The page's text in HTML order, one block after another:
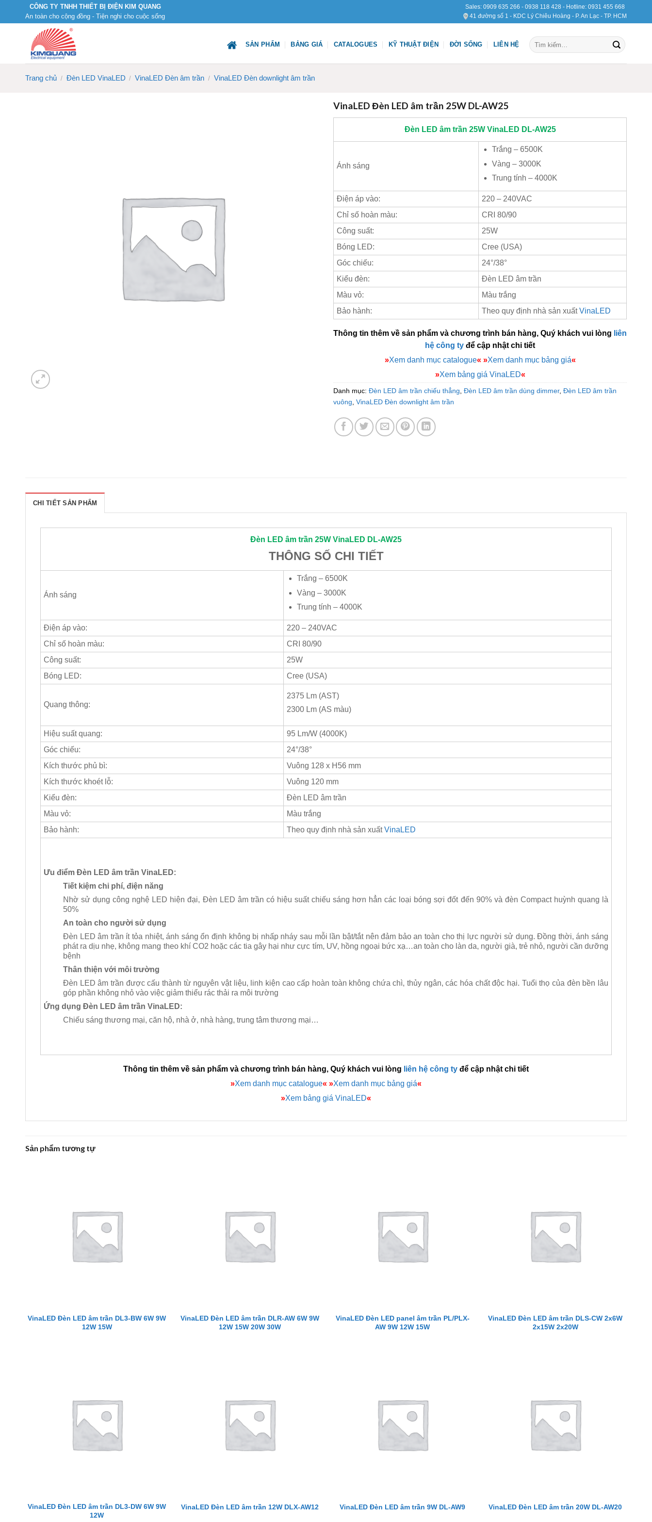
CÔNG TY TNHH THIẾT BỊ ĐIỆN KIM QUANG
An toàn cho cộng đồng - Tiện nghi cho cuộc sống
Sales: 0909 635 266 - 0938 118 428 - Hotline: 0931 455 668
41 đường số 1 - KDC Lý Chiêu Hoàng - P. An Lạc - TP. HCM
SẢN PHẨM BẢNG GIÁ CATALOGUES KỸ THUẬT ĐIỆN ĐỜI SỐNG LIÊN HỆ
Tìm
kiếm:
Trang chủ / Đèn LED VinaLED / VinaLED Đèn âm trần / VinaLED Đèn downlight âm trần
VinaLED Đèn LED âm trần 25W DL-AW25
Đèn LED âm trần 25W VinaLED DL-AW25
Ánh sáng
Trắng – 6500K
Vàng – 3000K
Trung tính – 4000K
Điện áp vào:
220 – 240VAC
Chỉ số hoàn màu:
CRI 80/90
Công suất:
25W
Bóng LED:
Cree (USA)
Góc chiếu:
24°/38°
Kiểu đèn:
Đèn LED âm trần
Màu vỏ:
Màu trắng
Bảo hành:
Theo quy định nhà sản xuấtVinaLED
Thông tin thêm về sản phẩm và chương trình bán hàng, Quý khách vui lòng liên
hệ công ty để cập nhật chi tiết
»Xem danh mục catalogue« »Xem danh mục bảng giá«
»Xem bảng giá VinaLED«
Danh mục: Đèn LED âm trần chiếu thẳng, Đèn LED âm trần dùng dimmer, Đèn LED âm trần
vuông, VinaLED Đèn downlight âm trần
CHI TIẾT SẢN PHẨM
Đèn LED âm trần 25W VinaLED DL-AW25
THÔNG SỐ CHI TIẾT
Ánh sáng
Trắng – 6500K
Vàng – 3000K
Trung tính – 4000K
Điện áp vào:
220 – 240VAC
Chỉ số hoàn màu:
CRI 80/90
Công suất:
25W
Bóng LED:
Cree (USA)
Quang thông:
2375 Lm (AST)
2300 Lm (AS màu)
Hiệu suất quang:
95 Lm/W (4000K)
Góc chiếu:
24°/38°
Kích thước phủ bì:
Vuông 128 x H56 mm
Kích thước khoét lỗ:
Vuông 120 mm
Kiểu đèn:
Đèn LED âm trần
Màu vỏ:
Màu trắng
Bảo hành:
Theo quy định nhà sản xuấtVinaLED
Ưu điểm Đèn LED âm trần VinaLED:
Tiết kiệm chi phí, điện năng
Nhờ sử dụng công nghệ LED hiện đại, Đèn LED âm trần có hiệu suất chiếu sáng hơn hẳn các loại bóng sợi đốt đến 90% và đèn Compact huỳnh quang là
50%
An toàn cho người sử dụng
Đèn LED âm trần ít tỏa nhiệt, ánh sáng ổn định không bị nhấp nháy sau mỗi lần bật/tắt nên đảm bảo an toàn cho thị lực người sử dụng. Đồng thời, ánh sáng
phát ra dịu nhẹ, không mang theo khí CO2 hoặc các tia gây hại như cực tím, UV, hồng ngoại bức xạ…an toàn cho làn da, người già, trẻ nhỏ, người cần dưỡng
bệnh
Thân thiện với môi trường
Đèn LED âm trần được cấu thành từ nguyên vật liệu, linh kiện cao cấp hoàn toàn không chứa chì, thủy ngân, các hóa chất độc hại. Tuổi thọ của đèn bền lâu
góp phần không nhỏ vào việc giảm thiểu rác thải ra môi trường
Ứng dụng Đèn LED âm trần VinaLED:
Chiếu sáng thương mại, căn hộ, nhà ở, nhà hàng, trung tâm thương mại…
Thông tin thêm về sản phẩm và chương trình bán hàng, Quý khách vui lòng liên hệ công ty để cập nhật chi tiết
»Xem danh mục catalogue« »Xem danh mục bảng giá«
»Xem bảng giá VinaLED«
Sản phẩm tương tự
VinaLED Đèn LED âm trần DL3-BW 6W 9W
12W 15W
VinaLED Đèn LED âm trần DLR-AW 6W 9W
12W 15W 20W 30W
VinaLED Đèn LED panel âm trần PL/PLX-
AW 9W 12W 15W
VinaLED Đèn LED âm trần DLS-CW 2x6W
2x15W 2x20W
VinaLED Đèn LED âm trần DL3-DW 6W 9W
12W
VinaLED Đèn LED âm trần 12W DLX-AW12 VinaLED Đèn LED âm trần 9W DL-AW9 VinaLED Đèn LED âm trần 20W DL-AW20